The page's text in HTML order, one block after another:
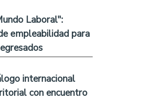
Laboral":
empleabilidad para
internacional
con encuentro